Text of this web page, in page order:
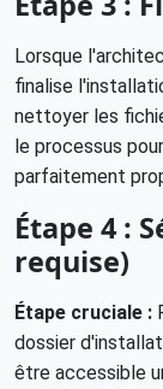
Lorsque
finalise
nettoyer les
le processus
parfaitement
Étape 4 :
requise)
Étape cruciale :
dossier
être accessible